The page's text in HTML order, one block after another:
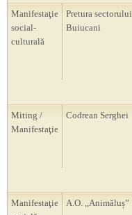
Manifestaţie
social-
culturală
Pretura sectorului
Buiucani
Miting /
Manifestaţie
Codrean Serghei
Manifestaţie
A.O. ,,Animăluș”